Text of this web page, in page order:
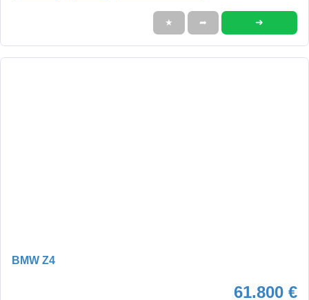
★ ➦ ➜
BMW Z4
61.800 €